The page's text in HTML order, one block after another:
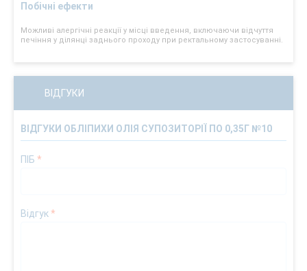
Побічні ефекти
Можливі алергічні реакції у місці введення, включаючи відчуття
печіння у ділянці заднього проходу при ректальному застосуванні.
ВІДГУКИ
ВІДГУКИ ОБЛІПИХИ ОЛІЯ СУПОЗИТОРІЇ ПО 0,35Г №10
ПІБ *
Відгук*